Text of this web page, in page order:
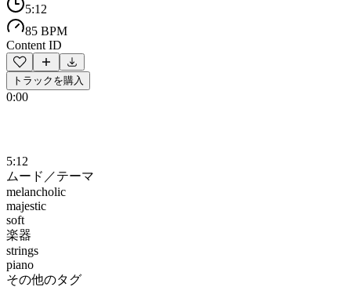
5:12
85 BPM
Content ID
トラックを購入
0:00
5:12
ムード／テーマ
melancholic
majestic
soft
楽器
strings
piano
その他のタグ